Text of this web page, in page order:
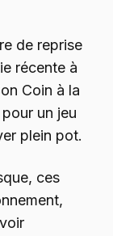
de reprise
récente à
Coin à la
un jeu
plein pot.
ces